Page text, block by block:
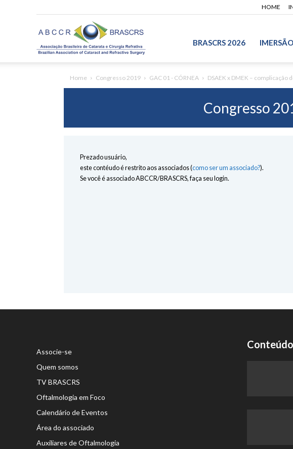
HOME
BRASCRS 2026
Home Congresso 2019 GAC 01 - CÓRNEA DSAEK x DMEK – complicação
Congresso
Prezado usuário,
este contéudo é restrito aos associados (como ser um associado?).
Se você é associado ABCCR/BRASCRS, faça seu login.
Associe-se
Quem somos
TV BRASCRS
Oftalmologia em Foco
Calendário de Eventos
Área do associado
Auxiliares de Oftalmologia